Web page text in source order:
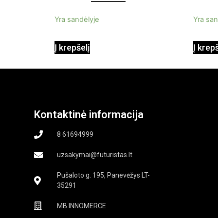
Yra sandėlyje
Į krepšelį
Yra
Į
Kontaktinė informacija
8 61694999
uzsakymai@futuristas.lt
Pušaloto g. 195, Panevėžys LT-
35291
MB INNOMERCE